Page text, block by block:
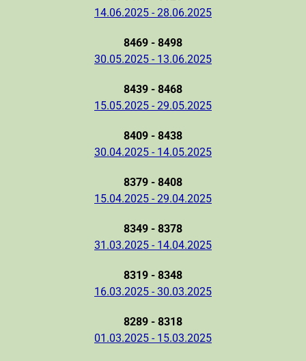
14.06.2025 - 28.06.2025
8469 - 8498
30.05.2025 - 13.06.2025
8439 - 8468
15.05.2025 - 29.05.2025
8409 - 8438
30.04.2025 - 14.05.2025
8379 - 8408
15.04.2025 - 29.04.2025
8349 - 8378
31.03.2025 - 14.04.2025
8319 - 8348
16.03.2025 - 30.03.2025
8289 - 8318
01.03.2025 - 15.03.2025